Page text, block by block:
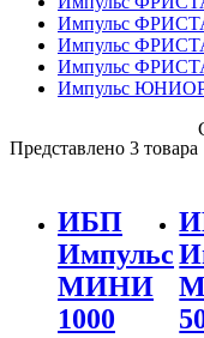
Импульс
Импульс
Импульс
Импульс
Представлено 3 товара
ИБП
Импульс
МИНИ
1000